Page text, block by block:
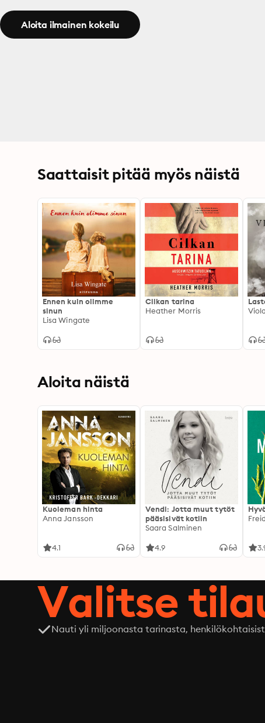
Aloita ilmainen kokeilu
Saattaisit pitää myös näistä
Ennen kuin olimme
sinun
Lisa Wingate
Cilkan tarina
Heather Morris
Aloita näistä
Kuoleman hinta
Anna Jansson
4.1
Vendi: Jotta muut tytöt
pääsisivät kotiin
Saara Salminen
4.9
Valitse
Nauti yli miljoonasta tarinasta,